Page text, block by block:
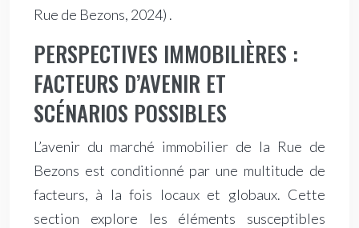
Rue de Bezons, 2024) .
PERSPECTIVES IMMOBILIÈRES :
FACTEURS D’AVENIR ET
SCÉNARIOS POSSIBLES
L’avenir du marché immobilier de la Rue de
Bezons est conditionné par une multitude de
facteurs, à la fois locaux et globaux. Cette
section explore les éléments susceptibles